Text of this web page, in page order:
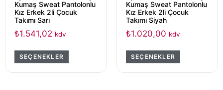
Kumaş Sweat Pantolonlu
Kız Erkek 2li Çocuk
Takımı Sarı
₺1.541,02 kdv
SEÇENEKLER
Kumaş Sweat Pantolonlu
Kız Erkek 2li Çocuk
Takımı Siyah
₺1.020,00 kdv
SEÇENEKLER